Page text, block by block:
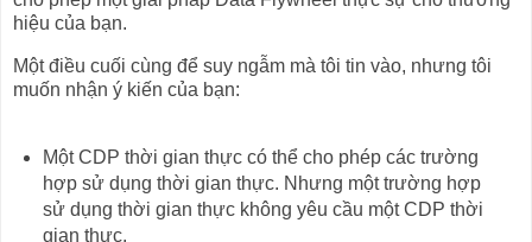
hiệu của bạn.
Một điều cuối cùng để suy ngẫm mà tôi tin vào, nhưng tôi
muốn nhận ý kiến của bạn:
Một CDP thời gian thực có thể cho phép các trường
hợp sử dụng thời gian thực. Nhưng một trường hợp
sử dụng thời gian thực không yêu cầu một CDP thời
gian thực.